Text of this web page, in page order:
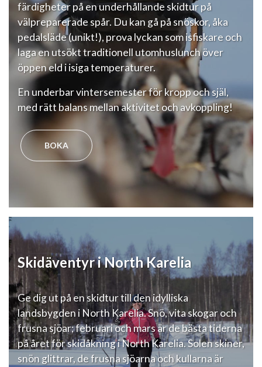
färdigheter på en underhållande skidtur på
välpreparerade spår. Du kan gå på snöskor, åka
pedalsläde (unikt!), prova lyckan som isfiskare och
laga en utsökt traditionell utomhuslunch över
öppen eld i isiga temperaturer.
En underbar vintersemester för kropp och själ,
med rätt balans mellan aktivitet och avkoppling!
BOKA
Skidäventyr i North Karelia
Ge dig ut på en skidtur till den idylliska
landsbygden i North Karelia. Snö, vita skogar och
frusna sjöar; februari och mars är de bästa tiderna
på året för skidåkning i North Karelia. Solen skiner,
snön glittrar, de frusna sjöarna och kullarna är